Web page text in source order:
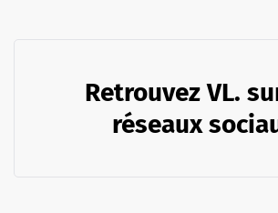
Retrouvez VL.
réseaux